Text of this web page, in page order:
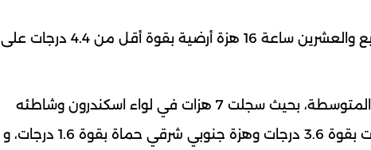
أعلن المركز الوطني للزلازل أن محطاته سجلت خلال الاربع والعشرين ساعة 16 هزة أرضية بقوة أقل من 4.4 درجات على
وقال المركز إن الهزات المسجلة تراوحت بين الضعيفة والمتوسطة، بحيث سجلت 7 هزات في لواء اسكندرون وشاطئه